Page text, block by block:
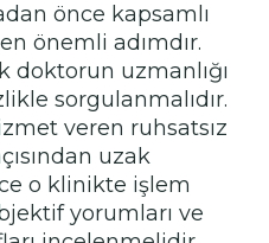
önce kapsamlı
önemli adımdır.
doktorun uzmanlığı
sorgulanmalıdır.
veren ruhsatsız
uzak
o klinikte işlem
yorumları ve